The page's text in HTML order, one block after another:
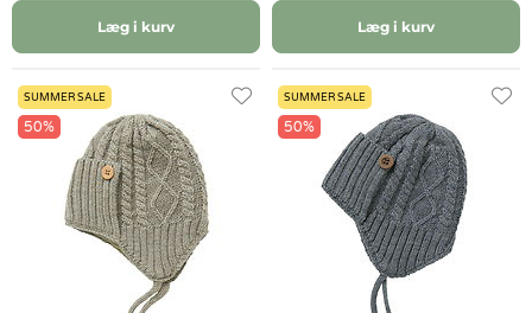
Læg i kurv Læg i kurv
SUMMER SALE
50%
SUMMER SALE
50%